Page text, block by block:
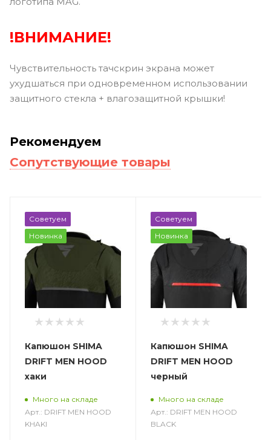
!ВНИМАНИЕ!
Чувствительность тачскрин экрана может
ухудшаться при одновременном использовании
защитного стекла + влагозащитной крышки!
Рекомендуем
Сопутствующие товары
Советуем
Новинка
Капюшон SHIMA
DRIFT MEN HOOD
хаки
Много на складе
Арт.: DRIFT MEN HOOD
KHAKI
Советуем
Новинка
Капюшон SHIMA
DRIFT MEN HOOD
черный
Много на складе
Арт.: DRIFT MEN HOOD
BLACK